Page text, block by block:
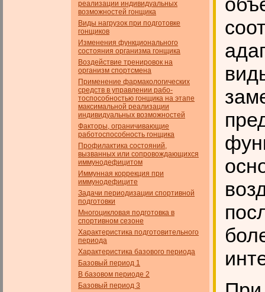
реализации индивидуальных
возможностей гонщика
Виды нагрузок при подготовке
гонщиков
Изменения функционального
состояния организма гонщика
Воздействие тренировок на
организм спортсмена
Применение фармакологических
средств в управлении рабо­
тоспособностью гонщика на этапе
максимальной реализации
индивидуальных возможностей
Факторы, ограничивающие
работоспособность гонщика
Профилактика состояний,
вызванных или сопровождающихся
иммунодефицитом
Иммунная коррекция при
иммунодефиците
Задачи периодизации спортивной
подготовки
Многоцикловая подготовка в
спортивном сезоне
Характеристика подготовительного
периода
Характеристика базового периода
Базовый период 1
В базовом периоде 2
Базовый период 3